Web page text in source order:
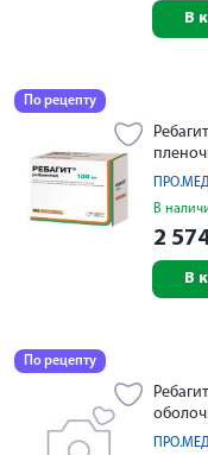
В
По рецепту
В
2
В
По рецепту